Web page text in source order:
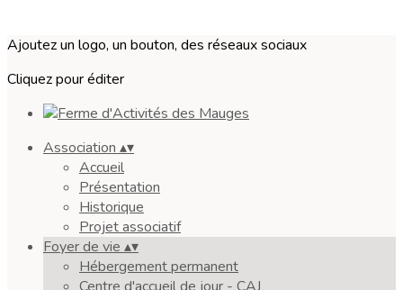
Ajoutez un logo, un bouton, des réseaux sociaux
Cliquez pour éditer
Association ▴▾
Accueil
Présentation
Historique
Projet associatif
Foyer de vie ▴▾
Hébergement permanent